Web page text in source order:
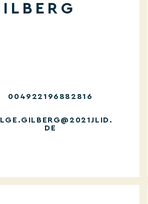
004922196882816
DE